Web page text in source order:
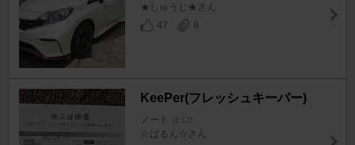
★しゅうじ★さん
47
9
KeePer(フレッシュキーパー)
ノート [E12]
☆ぱるん☆さん